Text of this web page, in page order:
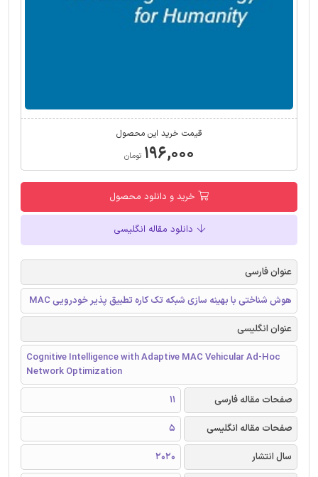
قیمت خرید این محصول
۱۹۶,۰۰۰ تومان
خرید و دانلود محصول
دانلود مقاله انگلیسی
عنوان فارسی
هوش شناختی با بهینه سازی شبکه تک کاره تطبیق پذیر خودرویی MAC
عنوان انگلیسی
Cognitive Intelligence with Adaptive MAC Vehicular Ad-Hoc
Network Optimization
صفحات مقاله فارسی
11
صفحات مقاله انگلیسی
5
سال انتشار
2020